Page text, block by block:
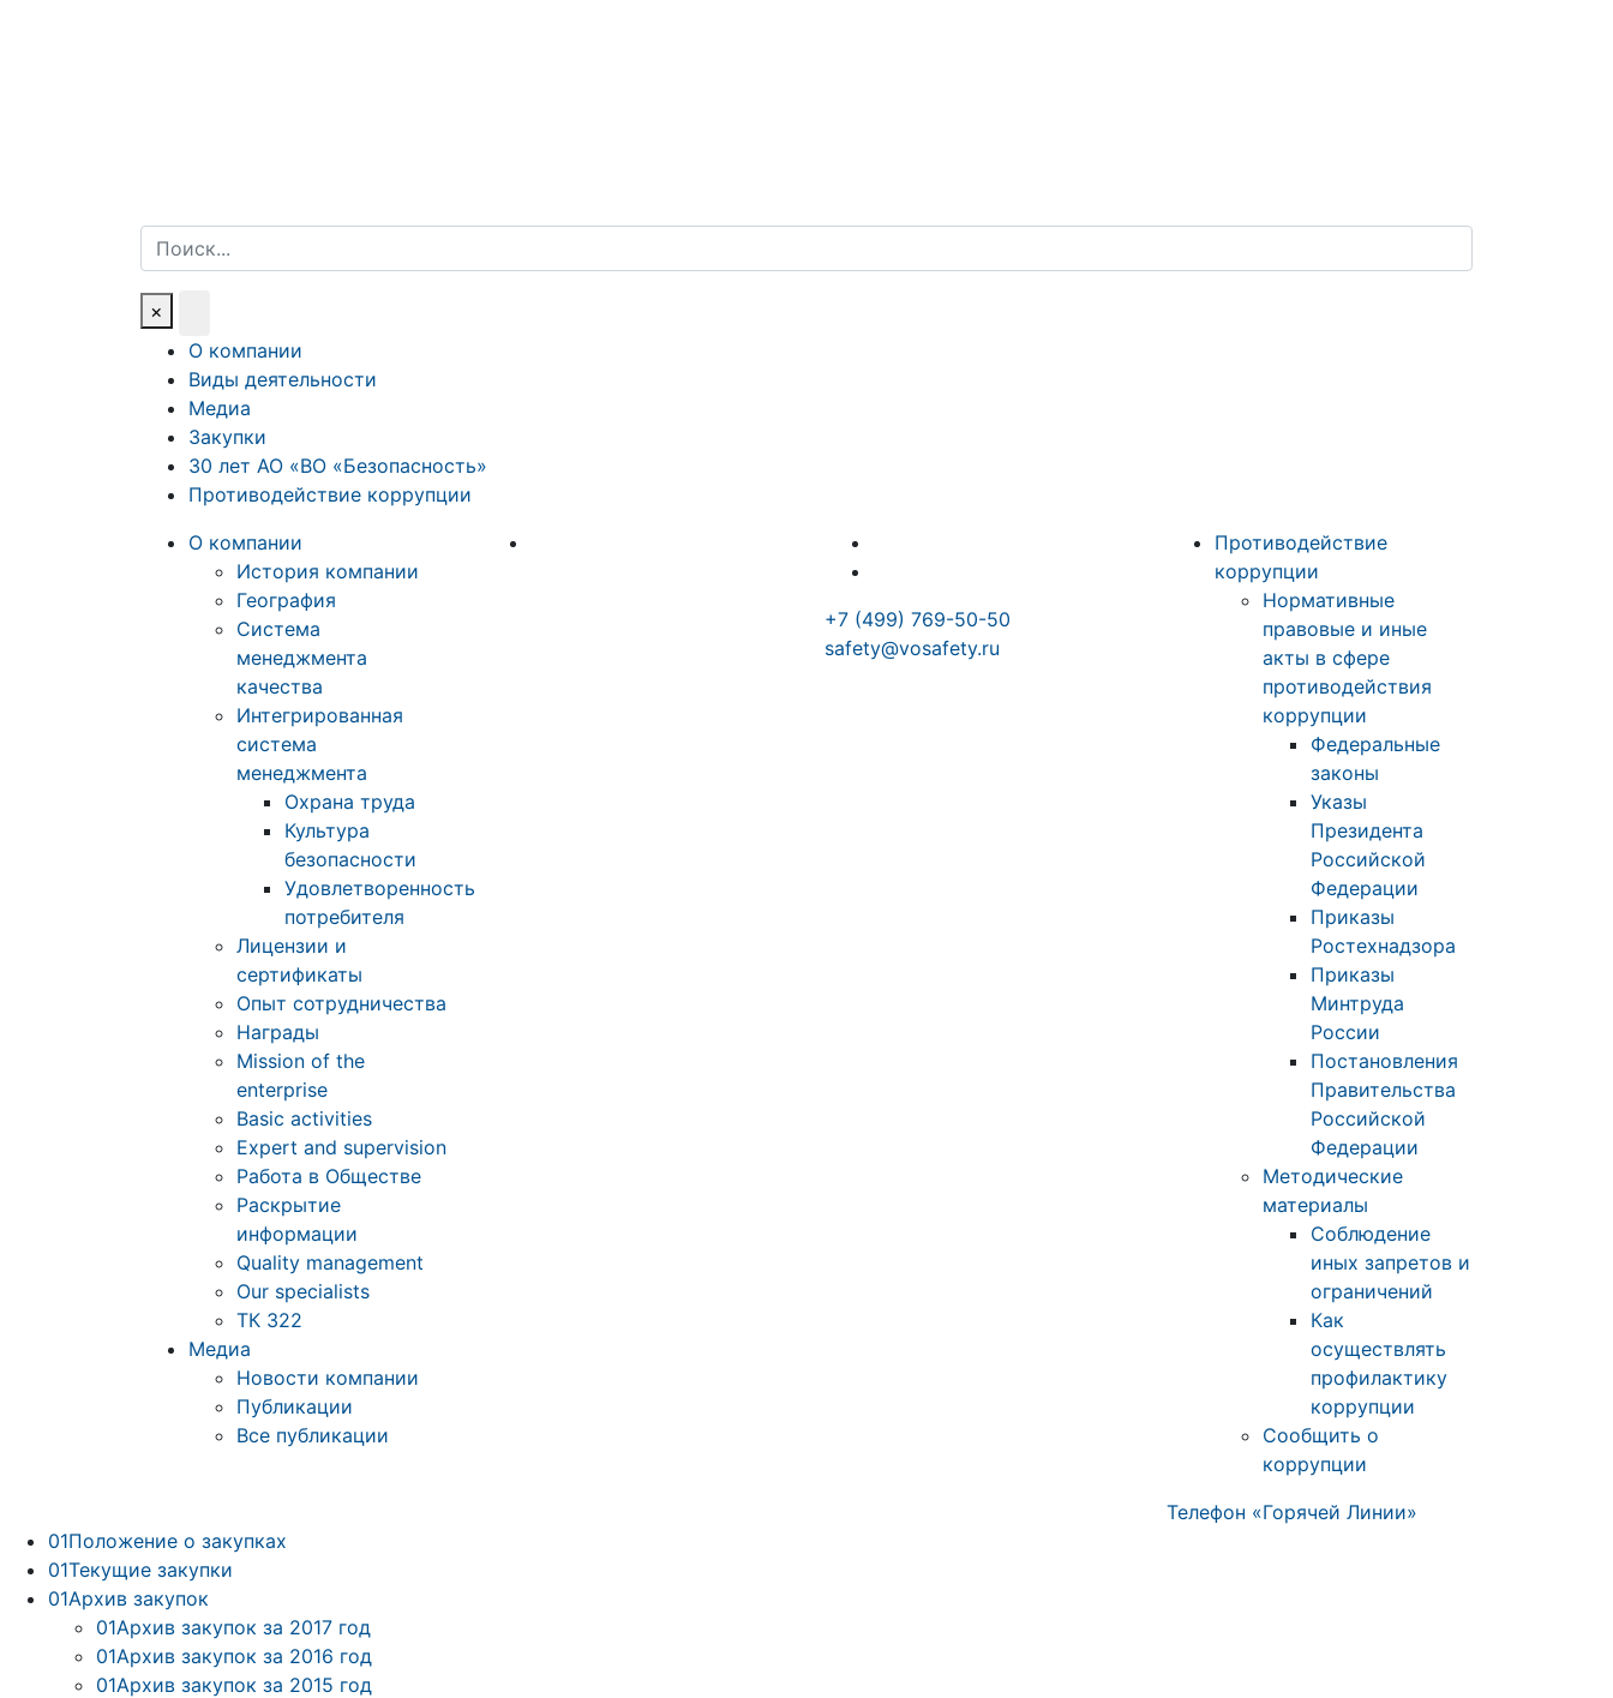
Поиск
×
О компании
Виды деятельности
Медиа
Закупки
30 лет АО «ВО «Безопасность»
Противодействие коррупции
О компании
История компании
География
Система
менеджмента
качества
Интегрированная
система
менеджмента
Охрана труда
Культура
безопасности
Удовлетворенность
потребителя
Лицензии и
сертификаты
Опыт сотрудничества
Награды
Mission of the
enterprise
Basic activities
Expert and supervision
Работа в Обществе
Раскрытие
информации
Quality management
Our specialists
ТК 322
Медиа
Новости компании
Публикации
Все публикации
+7 (499) 769-50-50
safety@vosafety.ru
Противодействие
коррупции
Нормативные
правовые и иные
акты в сфере
противодействия
коррупции
Федеральные
законы
Указы
Президента
Российской
Федерации
Приказы
Ростехнадзора
Приказы
Минтруда
России
Постановления
Правительства
Российской
Федерации
Методические
материалы
Соблюдение
иных запретов и
ограничений
Как
осуществлять
профилактику
коррупции
Сообщить о
коррупции
Телефон «Горячей Линии»
01Положение о закупках
01Текущие закупки
01Архив закупок
01Архив закупок за 2017 год
01Архив закупок за 2016 год
01Архив закупок за 2015 год